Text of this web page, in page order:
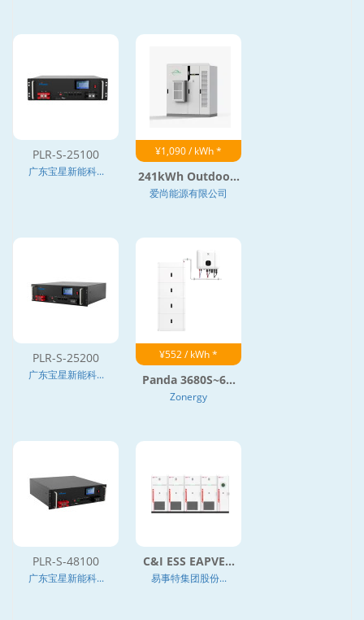
PLR-S-25100
广东宝星新能科...
¥1,090 / kWh *
241kWh Outdoo...
爱尚能源有限公司
PLR-S-25200
广东宝星新能科...
¥552 / kWh *
Panda 3680S~6...
Zonergy
PLR-S-48100
广东宝星新能科...
C&I ESS EAPVE...
易事特集团股份...